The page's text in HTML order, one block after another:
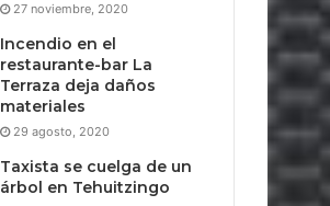
27 noviembre, 2020
Incendio en el
restaurante-bar La
Terraza deja daños
materiales
29 agosto, 2020
Taxista se cuelga de un
árbol en Tehuitzingo